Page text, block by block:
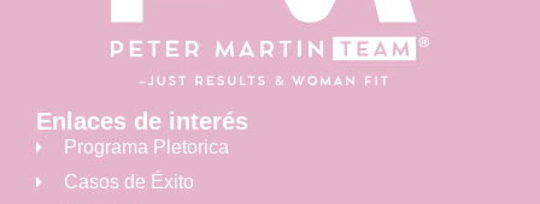
Enlaces de interés
Programa Pletorica
Casos de Éxito